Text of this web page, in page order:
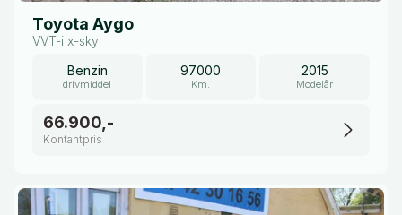
Toyota Aygo
VVT-i x-sky
Benzin
drivmiddel
97000
Km.
2015
Modelår
66.900,-
Kontantpris